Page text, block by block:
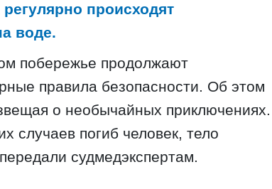
происходят
воде.
побережье продолжают
правила безопасности. Об этом
о необычайных приключениях.
случаев погиб человек, тело
судмедэкспертам.